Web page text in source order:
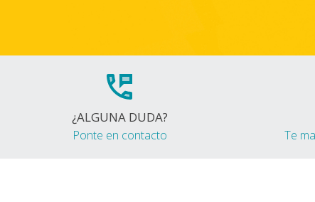
¿ALGUNA DUDA?
Ponte en contacto Te